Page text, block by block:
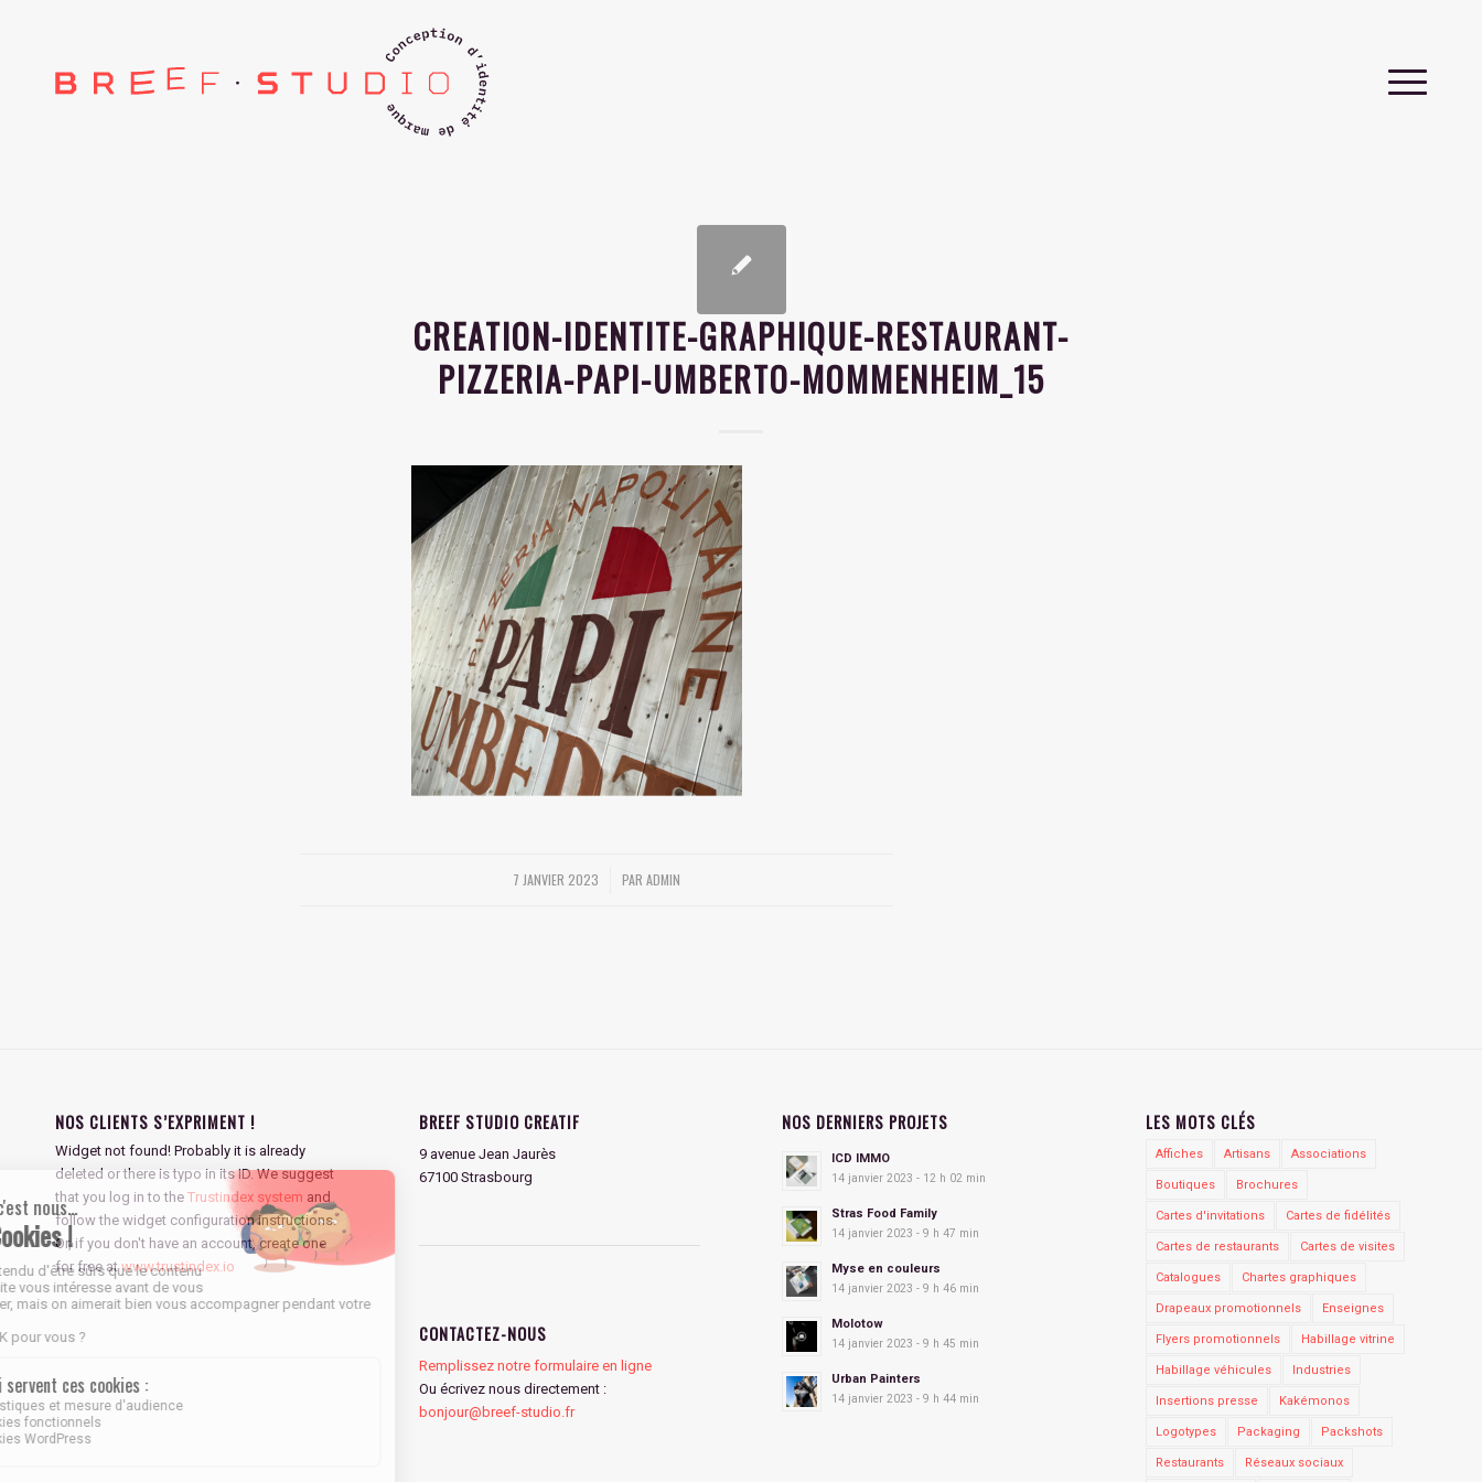
CREATION-IDENTITE-GRAPHIQUE-RESTAURANT-
PIZZERIA-PAPI-UMBERTO-MOMMENHEIM_15
7 JANVIER 2023
/ PARADMIN
NOS CLIENTS S’EXPRIMENT !
Widget not found! Probably it is already
deleted or there is typo in its ID. We suggest
that you log in to the Trustindex system and
follow the widget configuration instructions.
Or, if you don't have an account, create one
for free atwww.trustindex.io
BREEF STUDIO CREATIF
9 avenue Jean Jaurès
67100 Strasbourg
CONTACTEZ-NOUS
Remplissez notre formulaire en ligne
Ou écrivez nous directement :
bonjour@breef-studio.fr
NOS DERNIERS PROJETS
ICD IMMO
14 janvier 2023 - 12 h 02 min
Stras Food Family
14 janvier 2023 - 9 h 47 min
Myse en couleurs
14 janvier 2023 - 9 h 46 min
Molotow
14 janvier 2023 - 9 h 45 min
Urban Painters
14 janvier 2023 - 9 h 44 min
LES MOTS CLÉS
Affiches Artisans Associations
Boutiques Brochures
Cartes d'invitations Cartes de fidélités
Cartes de restaurants Cartes de visites
Catalogues Chartes graphiques
Drapeaux promotionnels Enseignes
Flyers promotionnels Habillage vitrine
Habillage véhicules Industries
Insertions presse Kakémonos
Logotypes Packaging Packshots
Restaurants Réseaux sociaux